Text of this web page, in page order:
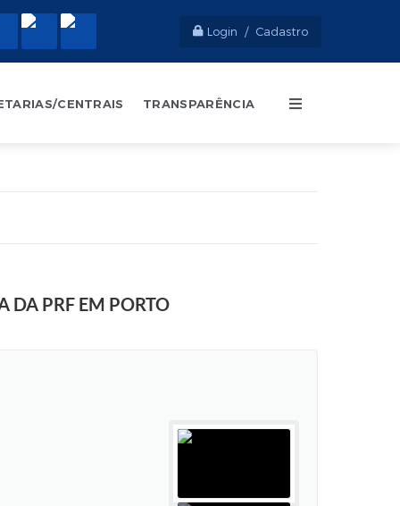
Login / Cadastro
CENTRAIS TRANSPARÊNCIA
DA PRF EM PORTO